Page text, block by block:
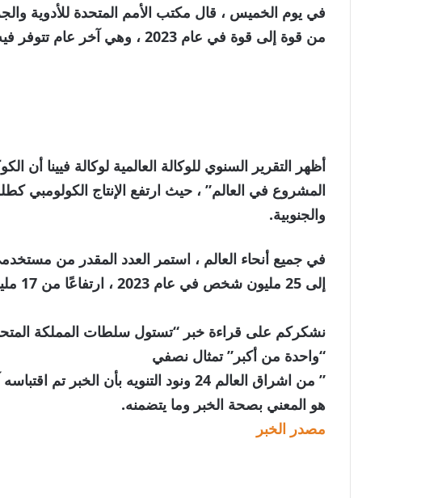
من قوة إلى قوة في عام 2023 ، وهي آخر عام تتوفر فيه بيانات شاملة.
أظهر التقرير السنوي للوكالة العالمية لوكالة فيينا أن
المشروع في العالم” ، حيث ارتفع الإنتاج الكولومبي
والجنوبية.
في جميع أنحاء العالم ، استمر العدد المقدر من
إلى 25 مليون شخص في عام 2023 ، ارتفاعًا من 17 مليون 10 سنوات ، على حد قول UNODC.
نشكركم على قراءة خبر “تستول سلطات المملكة
“واحدة من أكبر” تمثال نصفي
” من اشراق العالم 24 ونود التنويه بأن
هو المعني بصحة الخبر وما يتضمنه.
مصدر الخبر